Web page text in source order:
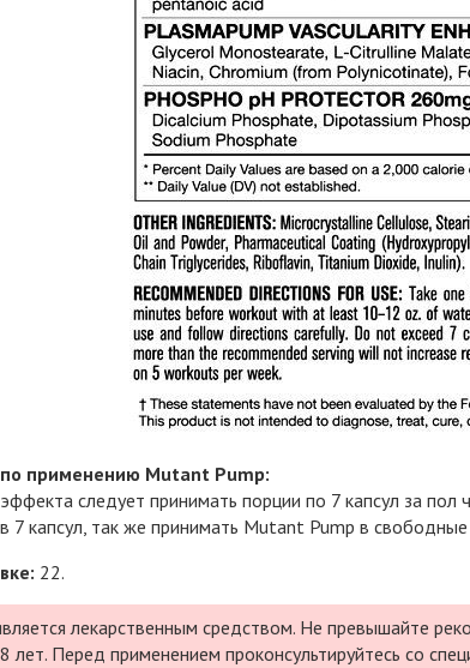
применению Mutant Pump:
следует принимать порции по 7 капсул за
7 капсул, так же принимать Mutant Pump в
22.
лекарственным средством. Не превышайте
лет. Перед применением проконсультируйтесь со